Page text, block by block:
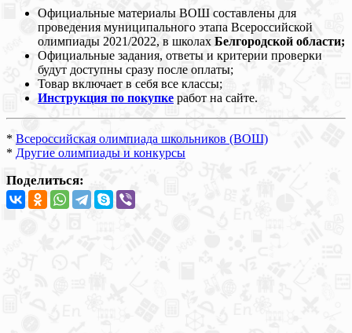
Официальные материалы ВОШ составлены для
проведения муниципального этапа Всероссийской
олимпиады 2021/2022, в школах Белгородской области;
Официальные задания, ответы и критерии проверки
будут доступны сразу после оплаты;
Товар включает в себя все классы;
Инструкция по покупке работ на сайте.
* Всероссийская олимпиада школьников (ВОШ)
* Другие олимпиады и конкурсы
Поделиться: